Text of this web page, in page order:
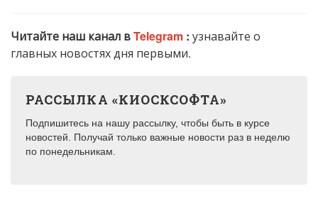
Читайте наш канал вTelegram : узнавайте о
главных новостях дня первыми.
РАССЫЛКА «КИОСКСОФТА»
Подпишитесь на нашу рассылку, чтобы быть в курсе
новостей. Получай только важные новости раз в неделю
по понедельникам.